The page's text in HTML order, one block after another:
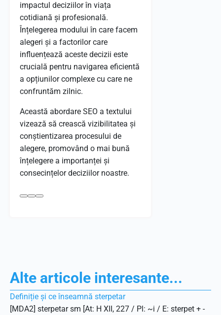
impactul deciziilor în viața
cotidiană și profesională.
Înțelegerea modului în care facem
alegeri și a factorilor care
influențează aceste decizii este
crucială pentru navigarea eficientă
a opțiunilor complexe cu care ne
confruntăm zilnic.
Această abordare SEO a textului
vizează să crească vizibilitatea și
conștientizarea procesului de
alegere, promovând o mai bună
înțelegere a importanței și
consecințelor deciziilor noastre.
Alte articole interesante...
Definiție și ce înseamnă sterpetar
[MDA2] sterpetar sm [At: H XII, 227 / Pl: ~i / E: sterpet + -